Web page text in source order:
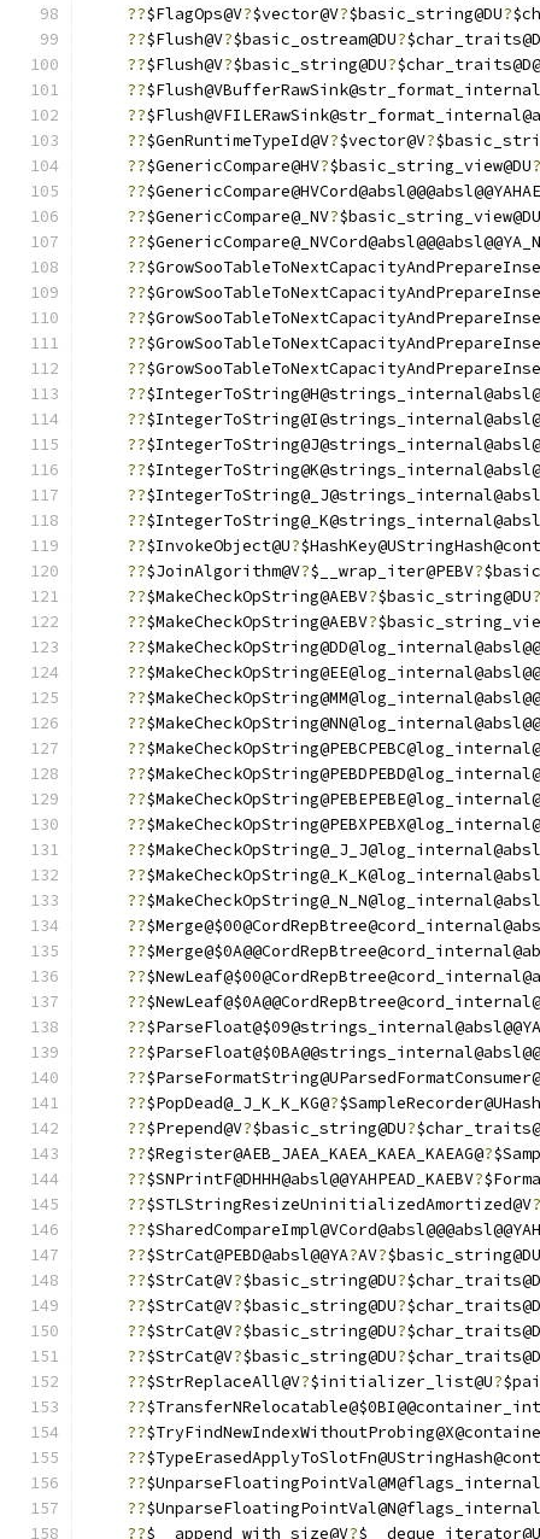
??$FlagOps@V?$vector@V?$basic_string@DU?
??$Flush@V?$basic_ostream@DU?
??$Flush@V?$basic_string@DU?
??
??
??$GenRuntimeTypeId@V?$vector@V?
??$GenericCompare@HV?$basic_string_view@DU?
??
??$GenericCompare@_NV?$basic_string_view@DU
??
??
??
??
??
??
??
??
??
??
??
??
??$InvokeObject@U?
??$JoinAlgorithm@V?$__wrap_iter@PEBV?
??$MakeCheckOpString@AEBV?$basic_string@DU?
??$MakeCheckOpString@AEBV?
??
??
??
??
??
??
??
??
??
??
??
??
??
??
??
??$ParseFloat@$09@strings_internal@absl@@YA
??
??
??$PopDead@_J_K_K_KG@?
??$Prepend@V?$basic_string@DU?
??$Register@AEB_JAEA_KAEA_KAEA_KAEAG@?
??$SNPrintF@DHHH@absl@@YAHPEAD_KAEBV?
??$STLStringResizeUninitializedAmortized@V?
??
??$StrCat@PEBD@absl@@YA?AV?$basic_string@DU
??$StrCat@V?$basic_string@DU?
??$StrCat@V?$basic_string@DU?
??$StrCat@V?$basic_string@DU?
??$StrCat@V?$basic_string@DU?
??$StrReplaceAll@V?$initializer_list@U?
??
??
??
??
??
??$__append_with_size@V?